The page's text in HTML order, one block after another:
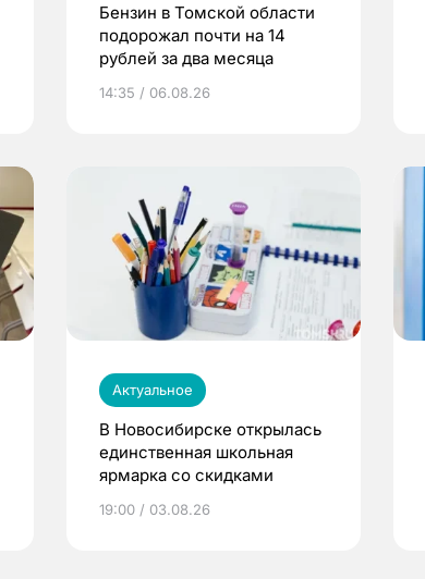
Бензин в Томской области
подорожал почти на 14
рублей за два месяца
14:35 / 06.08.26
Актуальное
В Новосибирске открылась
единственная школьная
ярмарка со скидками
19:00 / 03.08.26